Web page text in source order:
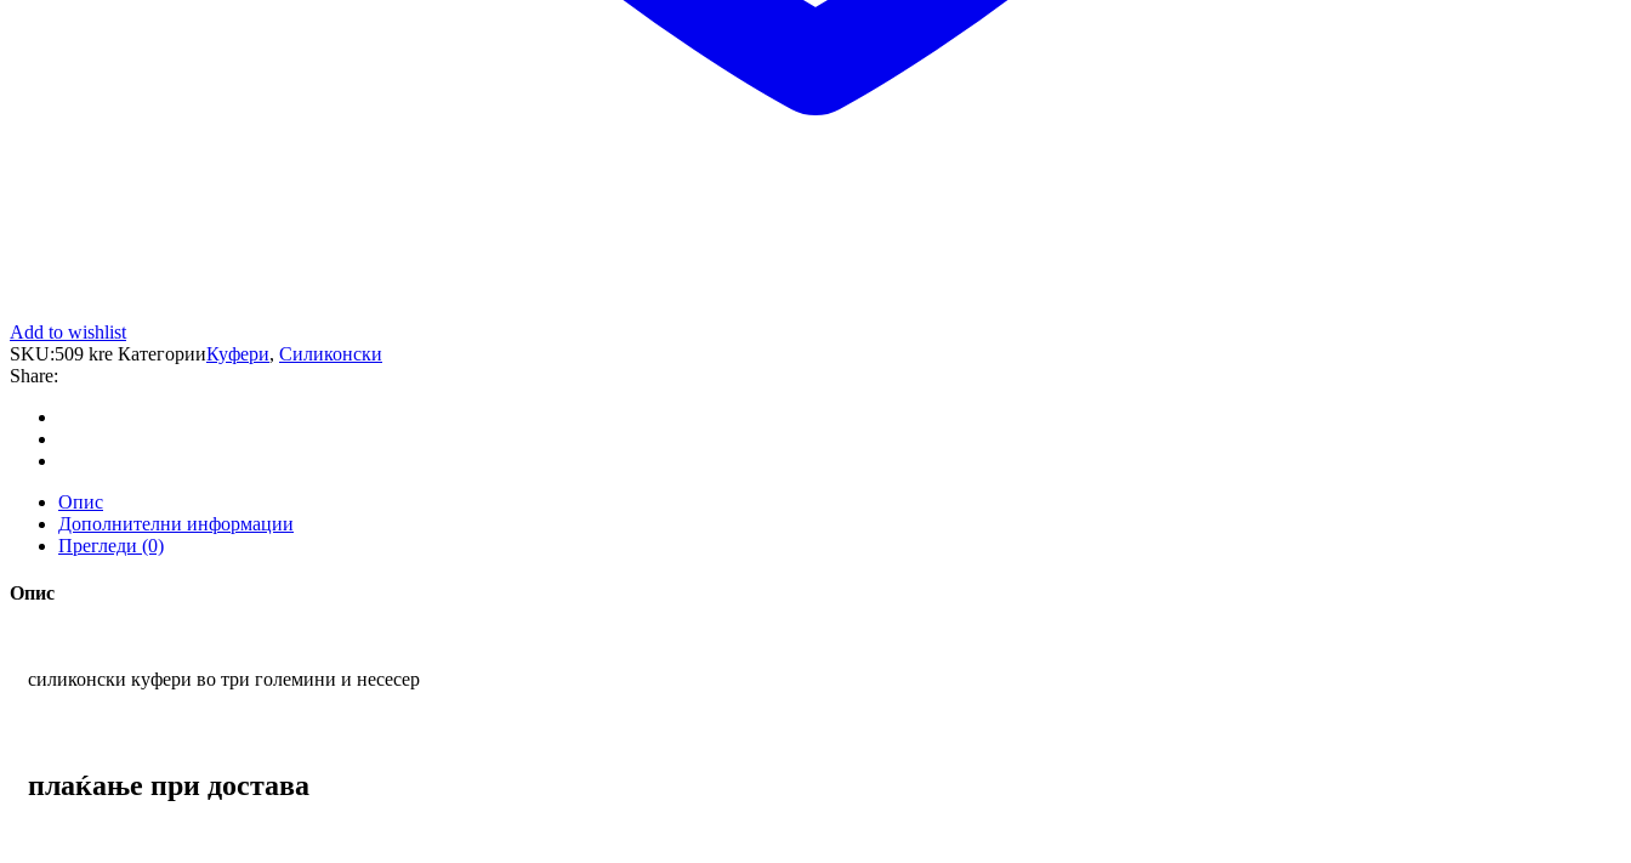
Add to wishlist
SKU:509 kre КатегорииКуфери, Силиконски
Share:
Опис
Дополнителни информации
Прегледи (0)
Опис
силиконски куфери во три големини и несесер
плаќање при достава